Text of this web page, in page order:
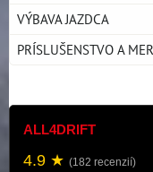
VÝBAVA JAZDCA
PRÍSLUŠENSTVO A
ALL4DRIFT
4.9 ★ (182 recenzií)